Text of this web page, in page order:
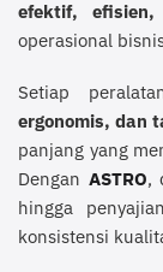
efektif,
operasional
Setiap
ergonomis, dan
panjang yang
Dengan ASTRO,
hingga
konsistensi